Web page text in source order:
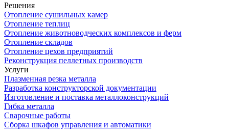
Решения
Отопление сушильных камер
Отопление теплиц
Отопление животноводческих комплексов и ферм
Отопление складов
Отопление цехов предприятий
Реконструкция пеллетных производств
Услуги
Плазменная резка металла
Разработка конструкторской документации
Изготовление и поставка металлоконструкций
Гибка металла
Сварочные работы
Сборка шкафов управления и автоматики